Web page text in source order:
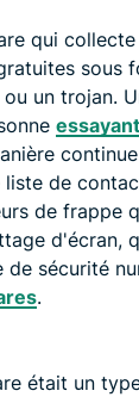
qui
sous
un trojan.
de
de frappe
d'écran,
sécurité
.
était un